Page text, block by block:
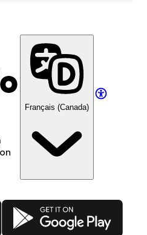
Français (Canada)
Google Play